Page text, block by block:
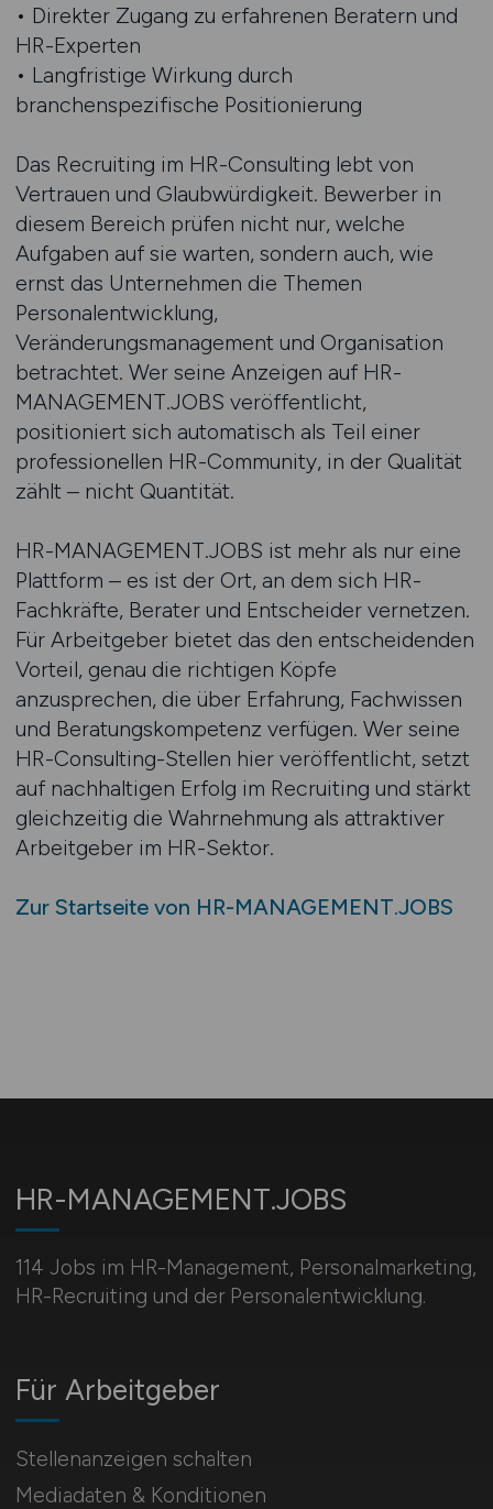
• Direkter Zugang zu erfahrenen Beratern und
HR-Experten
• Langfristige Wirkung durch
branchenspezifische Positionierung
Das Recruiting im HR-Consulting lebt von
Vertrauen und Glaubwürdigkeit. Bewerber in
diesem Bereich prüfen nicht nur, welche
Aufgaben auf sie warten, sondern auch, wie
ernst das Unternehmen die Themen
Personalentwicklung,
Veränderungsmanagement und Organisation
betrachtet. Wer seine Anzeigen auf HR-
MANAGEMENT.JOBS veröffentlicht,
positioniert sich automatisch als Teil einer
professionellen HR-Community, in der Qualität
zählt – nicht Quantität.
HR-MANAGEMENT.JOBS ist mehr als nur eine
Plattform – es ist der Ort, an dem sich HR-
Fachkräfte, Berater und Entscheider vernetzen.
Für Arbeitgeber bietet das den entscheidenden
Vorteil, genau die richtigen Köpfe
anzusprechen, die über Erfahrung, Fachwissen
und Beratungskompetenz verfügen. Wer seine
HR-Consulting-Stellen hier veröffentlicht, setzt
auf nachhaltigen Erfolg im Recruiting und stärkt
gleichzeitig die Wahrnehmung als attraktiver
Arbeitgeber im HR-Sektor.
Zur Startseite von HR-MANAGEMENT.JOBS
HR-MANAGEMENT.JOBS
114 Jobs im HR-Management, Personal­marketing,
HR-Recruiting und der Personalentwicklung.
Für Arbeitgeber
Stellenanzeigen schalten
Mediadaten & Konditionen